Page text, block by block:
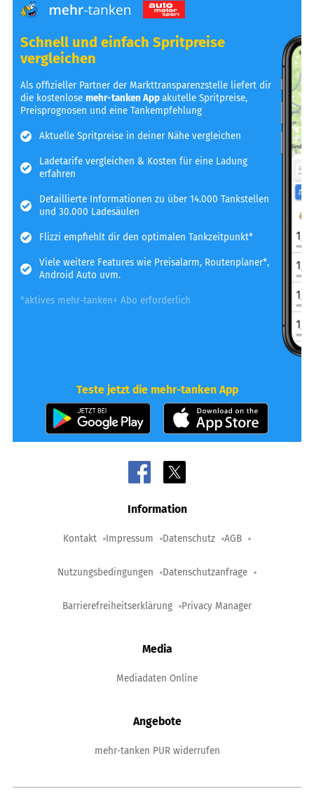
Schnell und einfach Spritpreise
vergleichen
Als offizieller Partner der Markttransparenzstelle liefert dir
die kostenlosemehr-tanken Appakutelle Spritpreise,
Preisprognosen und eine Tankempfehlung
Aktuelle Spritpreise in deiner Nähe vergleichen
Ladetarife vergleichen & Kosten für eine Ladung
erfahren
Detaillierte Informationen zu über 14.000 Tankstellen
und 30.000 Ladesäulen
Flizzi empfiehlt dir den optimalen Tankzeitpunkt*
Viele weitere Features wie Preisalarm, Routenplaner*,
Android Auto uvm.
*aktives mehr-tanken+ Abo erforderlich
Teste jetzt die mehr-tanken App
Information
Kontakt Impressum Datenschutz AGB
Nutzungsbedingungen Datenschutzanfrage
Barrierefreiheitserklärung Privacy Manager
Media
Mediadaten Online
Angebote
mehr-tanken PUR widerrufen